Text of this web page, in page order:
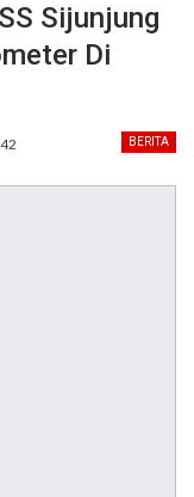
Sijunjung
Di
BERITA